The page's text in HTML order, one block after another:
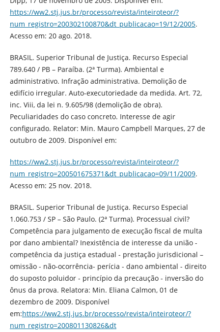
https://ww2.stj.jus.br/processo/revista/inteiroteor/?
num_registro=200302100870&dt_publicacao=19/12/2005.
Acesso em: 20 ago. 2018.
BRASIL. Superior Tribunal de Justiça. Recurso Especial
789.640 / PB – Paraíba. (2ª Turma). Ambiental e
administrativo. Infração administrativa. Demolição de
edifício irregular. Auto-executoriedade da medida. Art. 72,
inc. Viii, da lei n. 9.605/98 (demolição de obra).
Peculiaridades do caso concreto. Interesse de agir
configurado. Relator: Min. Mauro Campbell Marques, 27 de
outubro de 2009. Disponível em:
https://ww2.stj.jus.br/processo/revista/inteiroteor/?
num_registro=200501675371&dt_publicacao=09/11/2009.
Acesso em: 25 nov. 2018.
BRASIL. Superior Tribunal de Justiça. Recurso Especial
1.060.753 / SP – São Paulo. (2ª Turma). Processual civil?
Competência para julgamento de execução fiscal de multa
por dano ambiental? Inexistência de interesse da união -
competência da justiça estadual - prestação jurisdicional –
omissão - não-ocorrência- perícia - dano ambiental - direito
do suposto poluidor - princípio da precaução - inversão do
ônus da prova. Relatora: Min. Eliana Calmon, 01 de
dezembro de 2009. Disponível
em:https://ww2.stj.jus.br/processo/revista/inteiroteor/?
num_registro=200801130826&dt